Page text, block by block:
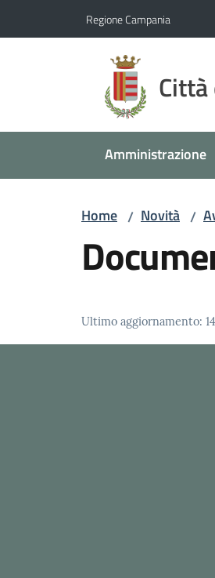
Regione Campania
Città
Amministrazione
Home / Novità /
Ultimo aggiornamento: